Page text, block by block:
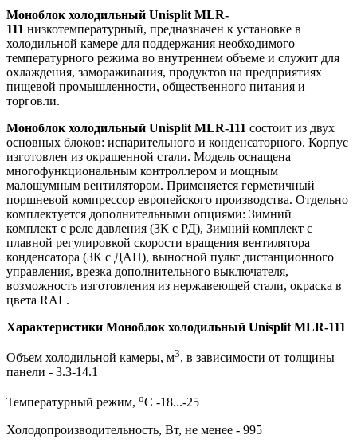
Моноблок холодильный Unisplit MLR-
111 низкотемпературный, предназначен к установке в
холодильной камере для поддержания необходимого
температурного режима во внутреннем объеме и служит для
охлаждения, замораживания, продуктов на предприятиях
пищевой промышленности, общественного питания и
торговли.
Моноблок холодильный Unisplit MLR-111 состоит из двух
основных блоков: испарительного и конденсаторного. Корпус
изготовлен из окрашенной стали. Модель оснащена
многофункциональным контроллером и мощным
малошумным вентилятором. Применяется герметичный
поршневой компрессор европейского производства. Отдельно
комплектуется дополнительными опциями: Зимний
комплект с реле давления (ЗК с РД), Зимний комплект с
плавной регулировкой скорости вращения вентилятора
конденсатора (ЗК с ДАН), выносной пульт дистанционного
управления, врезка дополнительного выключателя,
возможность изготовления из нержавеющей стали, окраска в
цвета RAL.
Характеристики Моноблок холодильный Unisplit MLR-111
Объем холодильной камеры, м3, в зависимости от толщины
панели - 3.3-14.1
Температурный режим, оС -18...-25
Холодопроизводительность, Вт, не менее - 995